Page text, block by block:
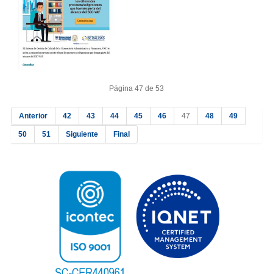
Página 47 de 53
Anterior 42 43 44 45 46 47 48 49
50 51 Siguiente Final